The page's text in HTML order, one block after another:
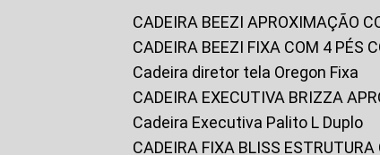
CADEIRA BEEZI APROXIMAÇÃO
CADEIRA BEEZI FIXA COM 4 PÉS
Cadeira diretor tela Oregon Fixa
CADEIRA EXECUTIVA BRIZZA
Cadeira Executiva Palito L Duplo
CADEIRA FIXA BLISS